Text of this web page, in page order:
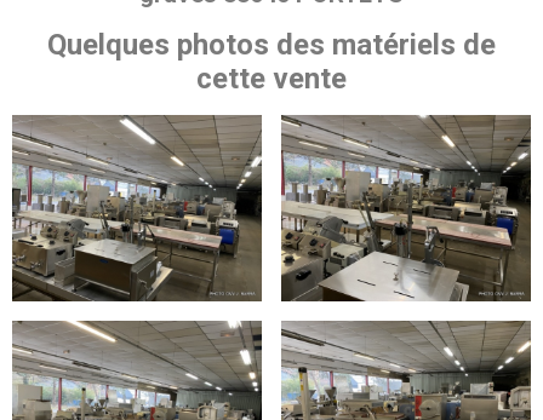
Quelques photos des matériels de
cette vente